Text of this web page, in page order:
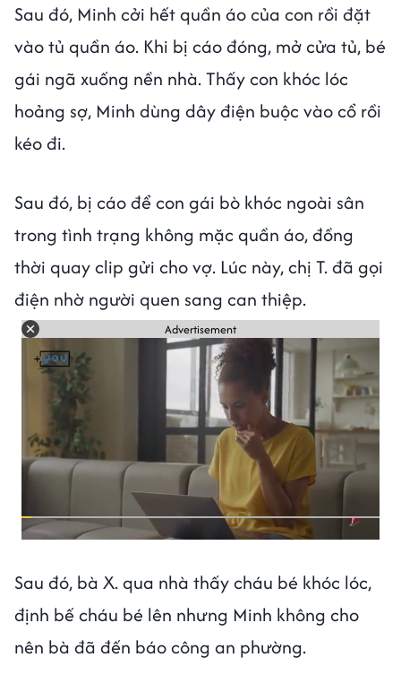
Sau đó, Minh cởi hết quần áo của con rồi đặt
vào tủ quần áo. Khi bị cáo đóng, mở cửa tủ, bé
gái ngã xuống nền nhà. Thấy con khóc lóc
hoảng sợ, Minh dùng dây điện buộc vào cổ rồi
kéo đi.
Sau đó, bị cáo để con gái bò khóc ngoài sân
trong tình trạng không mặc quần áo, đồng
thời quay clip gửi cho vợ. Lúc này, chị T. đã gọi
điện nhờ người quen sang can thiệp.
Advertisement
Sau đó, bà X. qua nhà thấy cháu bé khóc lóc,
định bế cháu bé lên nhưng Minh không cho
nên bà đã đến báo công an phường.